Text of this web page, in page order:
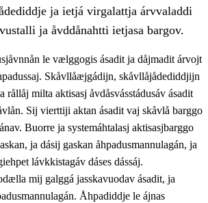
dåjmajda
oahppambirás
ja ietjá virgalattja árvvaladdi
ja åvddånahtti ietjasa bargov.
le vælggogis ásadit ja dåjmadit árvojt
Skåvllåæjgádijn, skåvllåjådediddjijn
rållåj milta aktisasj åvdåsvásstádusáv ásadit
Sij vierttiji aktan ásadit vaj skåvlå barggo
Buorre ja systemáhtalasj aktisasjbarggo
ja dásij gaskan åhpadusmannulagán, ja
lávkkistagáv dáses dássáj.
mij galggá jasskavuodav ásadit, ja
Åhpadiddje le ájnas